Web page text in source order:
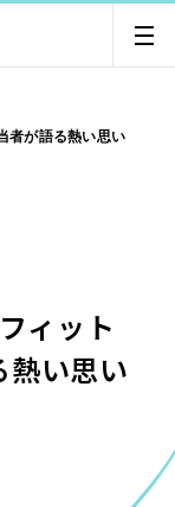
者が語る熱い思い
ィット
熱い思い